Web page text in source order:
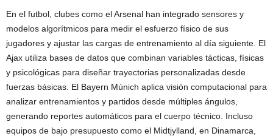
En el futbol, clubes como el Arsenal han integrado sensores y
modelos algorítmicos para medir el esfuerzo físico de sus
jugadores y ajustar las cargas de entrenamiento al día siguiente. El
Ajax utiliza bases de datos que combinan variables tácticas, físicas
y psicológicas para diseñar trayectorias personalizadas desde
fuerzas básicas. El Bayern Múnich aplica visión computacional para
analizar entrenamientos y partidos desde múltiples ángulos,
generando reportes automáticos para el cuerpo técnico. Incluso
equipos de bajo presupuesto como el Midtjylland, en Dinamarca,